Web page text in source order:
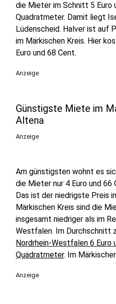
die Mieter im Schnitt 5 Euro
Quadratmeter. Damit liegt
Lüdenscheid. Halver ist auf
im Märkischen Kreis. Hier
Euro und 68 Cent.
Anzeige
Günstigste Miete im
Altena
Anzeige
Am günstigsten wohnt es
die Mieter nur 4 Euro und 66
Das ist der niedrigste Preis
Märkischen Kreis sind die
insgesamt niedriger als im
Westfalen. Im Durchschnitt
Nordrhein-Westfalen 6 Euro
Quadratmeter. Im
Anzeige